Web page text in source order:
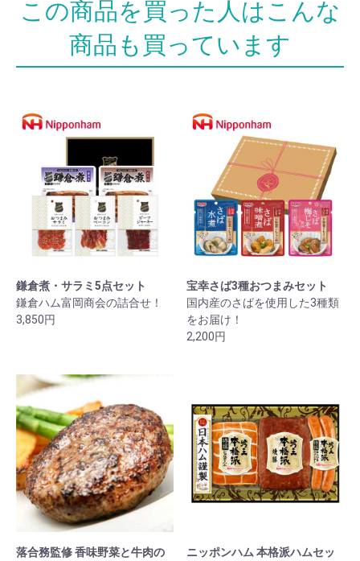
鎌倉煮・サラミ5点セット
鎌倉ハム富岡商会の詰合せ！
3,850円
宝幸さば3種おつまみセット
国内産のさばを使用した3種類
をお届け！
2,200円
落合務監修 香味野菜と牛肉の
ニッポンハム 本格派ハムセッ